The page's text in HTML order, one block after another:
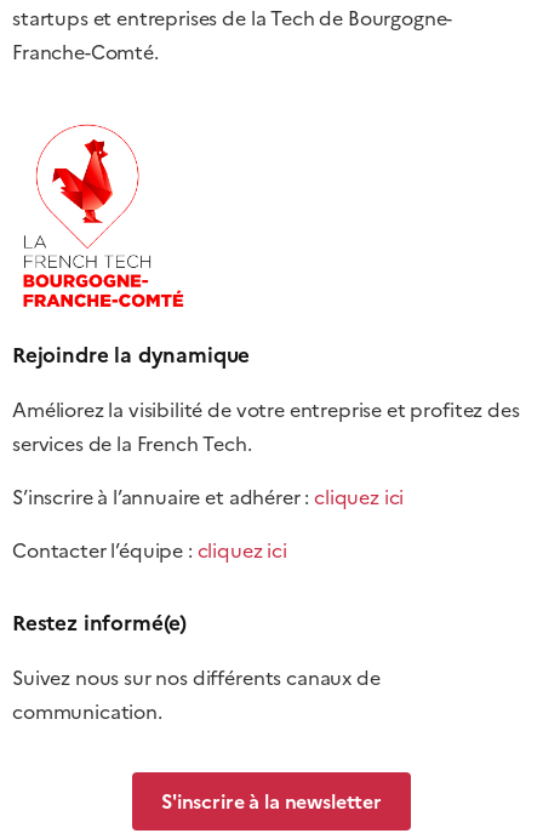
startups et entreprises de la Tech de Bourgogne-
Franche-Comté.
Rejoindre la dynamique
Améliorez la visibilité de votre entreprise et profitez des
services de la French Tech.
S’inscrire à l’annuaire et adhérer :cliquez ici
Contacter l’équipe : cliquez ici
Restez informé(e)
Suivez nous sur nos différents canaux de
communication.
S'inscrire à la newsletter